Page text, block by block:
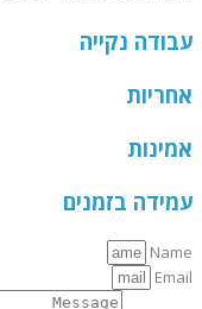
עבודה נקייה
אחריות
אמינות
עמידה בזמנים
Name
Email